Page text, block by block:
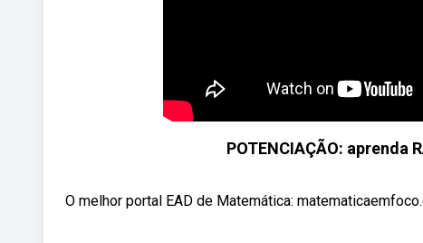
POTENCIAÇÃO: aprenda
O melhor portal EAD de Matemática: